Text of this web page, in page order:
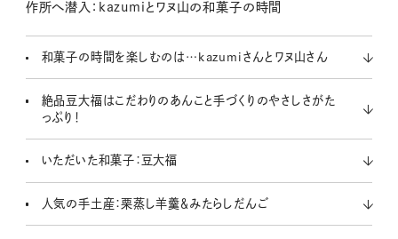
作所へ潜入：kazumiとワヌ山の和菓子の時間
和菓子の時間を楽しむのは…kazumiさんとワヌ山さん
絶品豆大福はこだわりのあんこと手づくりのやさしさがた
っぷり！
いただいた和菓子：豆大福
人気の手土産：栗蒸し羊羹＆みたらしだんご